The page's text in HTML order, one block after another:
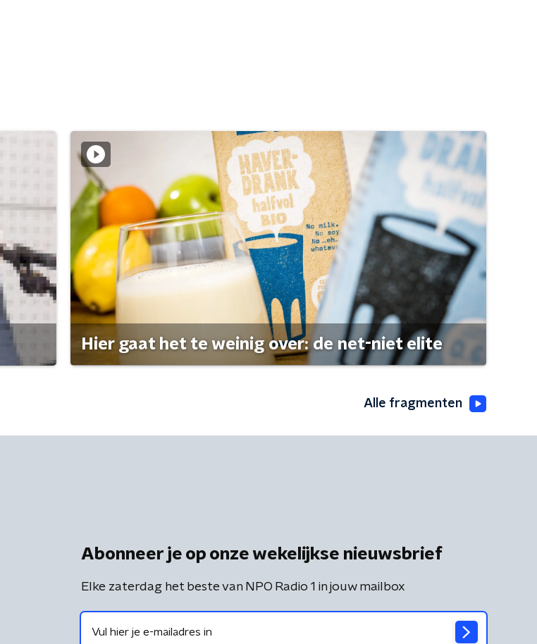
Hier gaat het te weinig over: de net-niet elite
Alle fragmenten
Abonneer je op onze wekelijkse nieuwsbrief
Elke zaterdag het beste van NPO Radio 1 in jouw mailbox